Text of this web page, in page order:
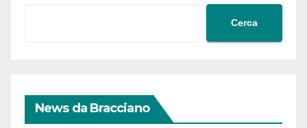
Cerca
News da Bracciano